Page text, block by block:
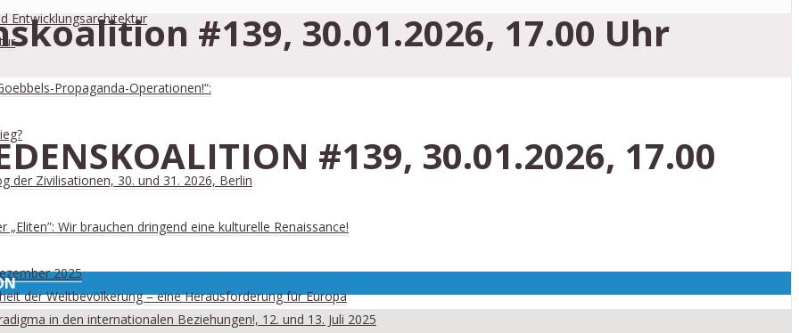
Entwicklungsarchitektur
Propaganda-Operationen!“:
der Zivilisationen, 30. und 31. 2026, Berlin
Wir brauchen dringend eine kulturelle Renaissance!
2025
der Weltbevölkerung – eine Herausforderung für Europa
in den internationalen Beziehungen!, 12. und 13. Juli 2025
#139, 30.01.2026, 17.00 Uhr
#139, 30.01.2026, 17.00